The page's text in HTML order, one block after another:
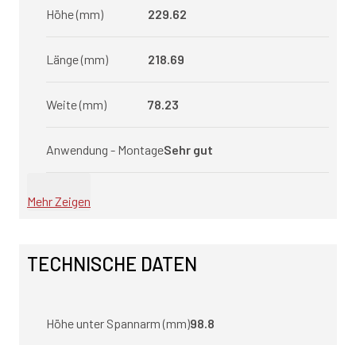
Höhe (mm) 229.62
Länge (mm) 218.69
Weite (mm) 78.23
Anwendung - MontageSehr gut
Mehr Zeigen
TECHNISCHE DATEN
Höhe unter Spannarm (mm)98.8